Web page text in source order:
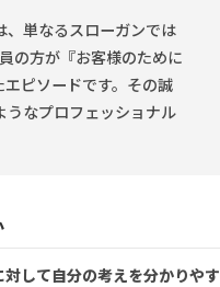
、単なるスローガンでは
の方が『お客様のために
ピソードです。その誠
うなプロフェッショナル
して自分の考えを分かりやす